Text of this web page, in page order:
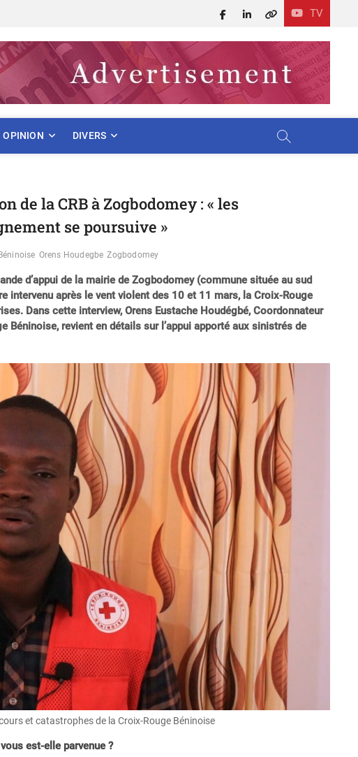
TV
Facebook
LinkedIn
X
OPINION DIVERS
de la CRB à Zogbodomey : « les
se poursuive »
Orens Houdegbe Zogbodomey
d’appui de la mairie de Zogbodomey (commune située au sud
intervenu après le vent violent des 10 et 11 mars, la Croix-Rouge
Dans cette interview, Orens Eustache Houdégbé, Coordonnateur
revient en détails sur l’appui apporté aux sinistrés de
et catastrophes de la Croix-Rouge Béninoise
est-elle parvenue ?